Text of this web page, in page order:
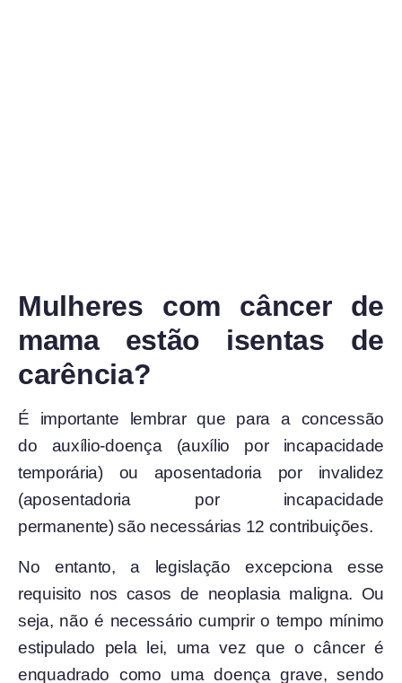
Mulheres com câncer de
mama estão isentas de
carência?
É importante lembrar que para a concessão
do auxílio-doença (auxílio por incapacidade
temporária) ou aposentadoria por invalidez
(aposentadoria por incapacidade
permanente) são necessárias 12 contribuições.
No entanto, a legislação excepciona esse
requisito nos casos de neoplasia maligna. Ou
seja, não é necessário cumprir o tempo mínimo
estipulado pela lei, uma vez que o câncer é
enquadrado como uma doença grave, sendo